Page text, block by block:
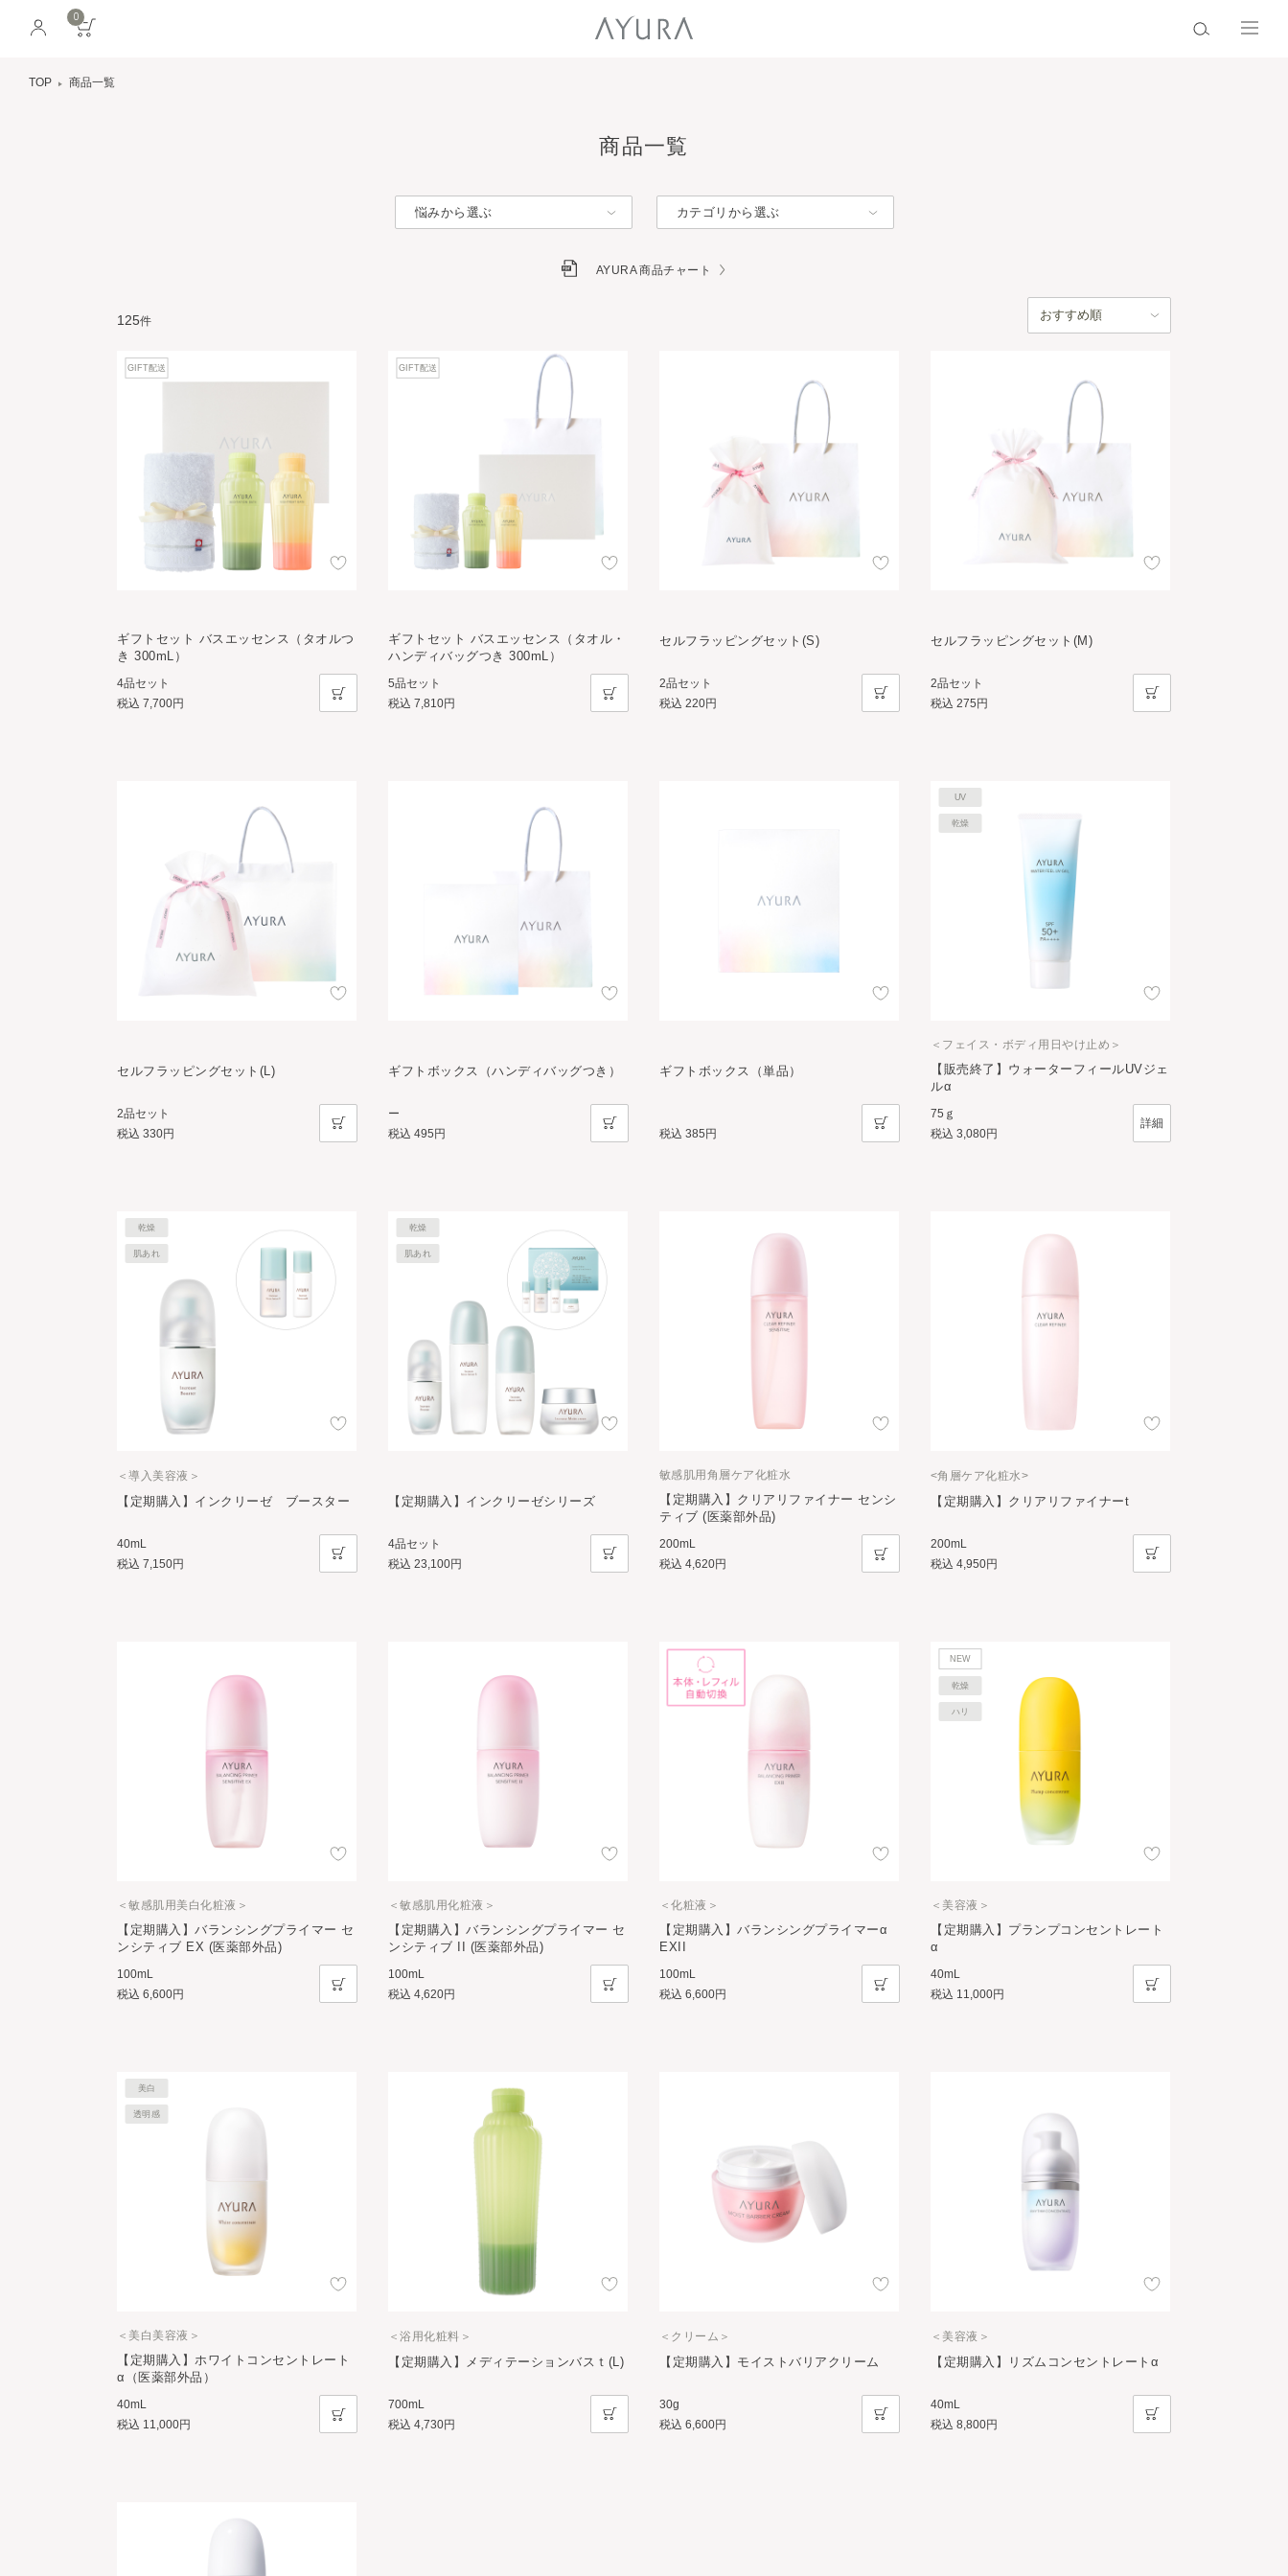
0
TOP 商品一覧
商品一覧
悩みから選ぶ カテゴリから選ぶ
AYURA 商品チャート
125件
ギフトセット バスエッセンス（タオルつ
き 300mL）
GIFT配送
4品セット
税込 7,700円
ギフトセット バスエッセンス（タオル・
ハンディバッグつき 300mL）
GIFT配送
5品セット
税込 7,810円
セルフラッピングセット(S)
2品セット
税込 220円
セルフラッピングセット(M)
2品セット
税込 275円
セルフラッピングセット(L)
2品セット
税込 330円
ギフトボックス（ハンディバッグつき）
ー
税込 495円
ギフトボックス（単品）
税込 385円
【販売終了】ウォーターフィールUVジェ
ルα
UV
乾燥
＜フェイス・ボディ用日やけ止め＞
75ｇ
税込 3,080円
詳細
【定期購入】インクリーゼ ブースター
乾燥
肌あれ
＜導入美容液＞
40mL
税込 7,150円
【定期購入】インクリーゼシリーズ
乾燥
肌あれ
4品セット
税込 23,100円
【定期購入】クリアリファイナー センシ
ティブ (医薬部外品)
敏感肌用角層ケア化粧水
200mL
税込 4,620円
【定期購入】クリアリファイナーt
<角層ケア化粧水>
200mL
税込 4,950円
【定期購入】バランシングプライマー セ
ンシティブ EX (医薬部外品)
＜敏感肌用美白化粧液＞
100mL
税込 6,600円
【定期購入】バランシングプライマー セ
ンシティブ II (医薬部外品)
＜敏感肌用化粧液＞
100mL
税込 4,620円
【定期購入】バランシングプライマーα
EXII
＜化粧液＞
100mL
税込 6,600円
【定期購入】プランプコンセントレート
α
NEW
乾燥
ハリ
＜美容液＞
40mL
税込 11,000円
【定期購入】ホワイトコンセントレート
α（医薬部外品）
美白
透明感
＜美白美容液＞
40mL
税込 11,000円
【定期購入】メディテーションバスｔ(L)
＜浴用化粧料＞
700mL
税込 4,730円
【定期購入】モイストバリアクリーム
＜クリーム＞
30g
税込 6,600円
【定期購入】リズムコンセントレートα
＜美容液＞
40mL
税込 8,800円